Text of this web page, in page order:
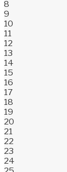
8
9
10
11
12
13
14
15
16
17
18
19
20
21
22
23
24